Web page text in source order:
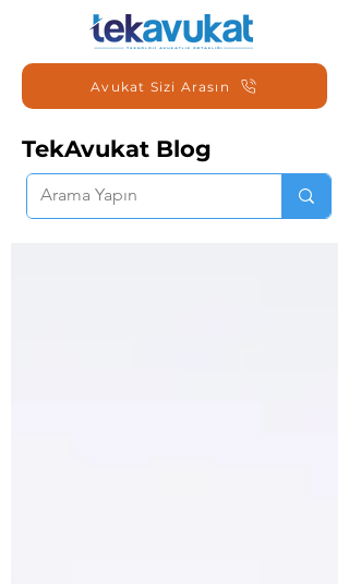
Avukat Sizi Arasın
TekAvukat Blog